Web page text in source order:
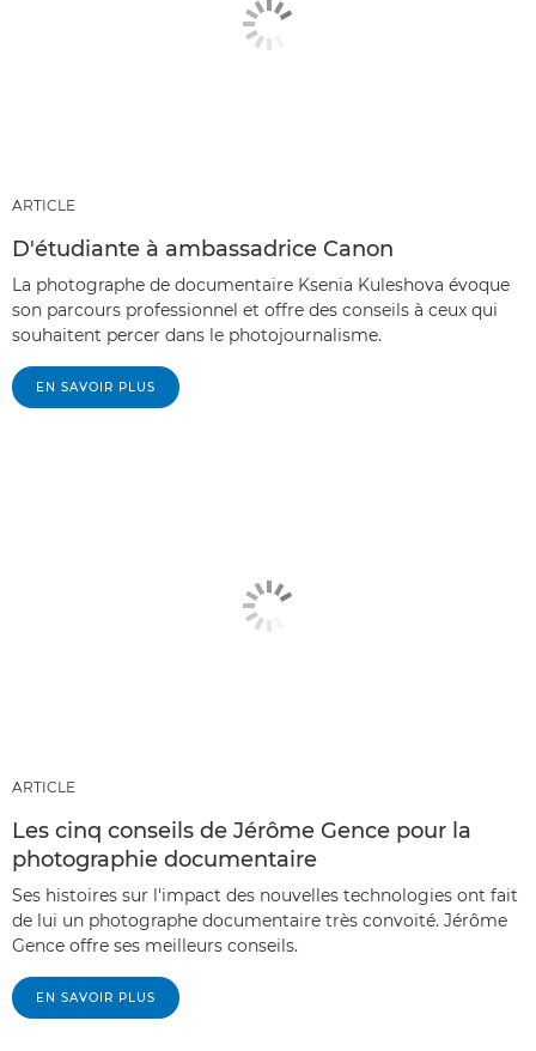
ARTICLE
D'étudiante à ambassadrice Canon
La photographe de documentaire Ksenia Kuleshova évoque
son parcours professionnel et offre des conseils à ceux qui
souhaitent percer dans le photojournalisme.
EN SAVOIR PLUS
ARTICLE
Les cinq conseils de Jérôme Gence pour la
photographie documentaire
Ses histoires sur l'impact des nouvelles technologies ont fait
de lui un photographe documentaire très convoité. Jérôme
Gence offre ses meilleurs conseils.
EN SAVOIR PLUS